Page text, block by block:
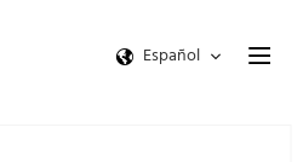
Español